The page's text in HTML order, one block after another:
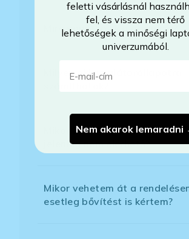
Mire vonatkozik a garancia?
Milyen akkumulátorállapotra
Mikor lesz készleten a laptop,
jelenleg nem elérhető?
Mikor vehetem át a
esetleg bővítést is kértem?
feletti vásárlásnál
fel, és vissza nem térő
lehetőségek a minőségi
univerzumából.